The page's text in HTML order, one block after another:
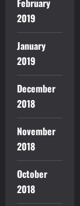
February
2019
January
2019
December
2018
November
2018
October
2018